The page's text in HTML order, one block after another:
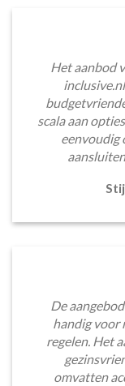
Het aanbod
scala aan
eenvoudig
De
handig voor
regelen. Het
omvatten